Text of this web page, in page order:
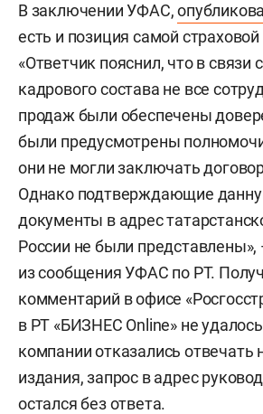
В заключении УФАС,
есть и позиция самой
«Ответчик пояснил, что в связи
кадрового состава не все
продаж были обеспечены
были предусмотрены
они не могли заключать
Однако подтверждающие
документы в адрес
России не были представлены»,
из сообщения УФАС по РТ.
комментарий в офисе
в РТ «БИЗНЕС Online» не
компании отказались отвечать
издания, запрос в адрес
остался без ответа.